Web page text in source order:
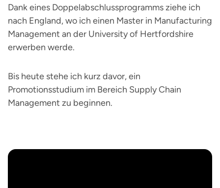
Dank eines Doppelabschlussprogramms ziehe ich
nach England, wo ich einen Master in Manufacturing
Management an der University of Hertfordshire
erwerben werde.
Bis heute stehe ich kurz davor, ein
Promotionsstudium im Bereich Supply Chain
Management zu beginnen.